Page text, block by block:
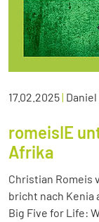
17.02.2025|
romeisIE
Afrika
Christian Romeis
bricht nach Kenia
Big Five for Life: